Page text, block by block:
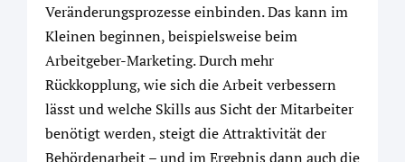
Veränderungsprozesse einbinden. Das kann im
Kleinen beginnen, beispielsweise beim
Arbeitgeber-Marketing. Durch mehr
Rückkopplung, wie sich die Arbeit verbessern
lässt und welche Skills aus Sicht der Mitarbeiter
benötigt werden, steigt die Attraktivität der
Behördenarbeit – und im Ergebnis dann auch die